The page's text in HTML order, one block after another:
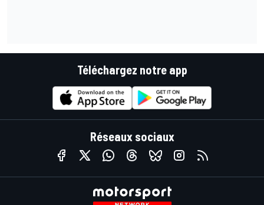
Téléchargez notre app
Réseaux sociaux